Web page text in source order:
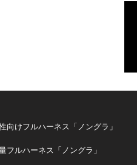
向けフルハーネス「ノングラ」
フルハーネス「ノングラ」